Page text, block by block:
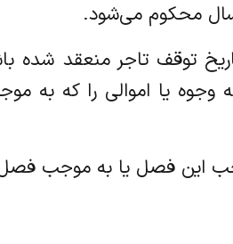
محکوم می‌شود.
پس از تاریخ توقف تاجر
یا اموالی را که به